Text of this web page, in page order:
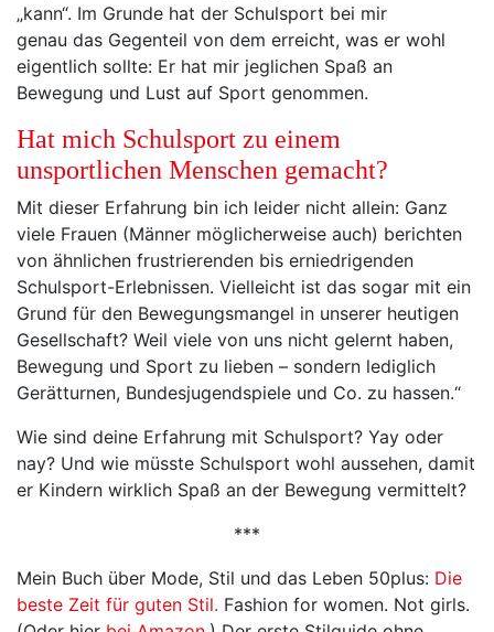
„kann“. Im Grunde hat der Schulsport bei mir
genau das Gegenteil von dem erreicht, was er wohl
eigentlich sollte: Er hat mir jeglichen Spaß an
Bewegung und Lust auf Sport genommen.
Hat mich Schulsport zu einem
unsportlichen Menschen gemacht?
Mit dieser Erfahrung bin ich leider nicht allein: Ganz
viele Frauen (Männer möglicherweise auch) berichten
von ähnlichen frustrierenden bis erniedrigenden
Schulsport-Erlebnissen. Vielleicht ist das sogar mit ein
Grund für den Bewegungsmangel in unserer heutigen
Gesellschaft? Weil viele von uns nicht gelernt haben,
Bewegung und Sport zu lieben – sondern lediglich
Gerätturnen, Bundesjugendspiele und Co. zu hassen.“
Wie sind deine Erfahrung mit Schulsport? Yay oder
nay? Und wie müsste Schulsport wohl aussehen, damit
er Kindern wirklich Spaß an der Bewegung vermittelt?
***
Mein Buch über Mode, Stil und das Leben 50plus: Die
beste Zeit für guten Stil. Fashion for women. Not girls.